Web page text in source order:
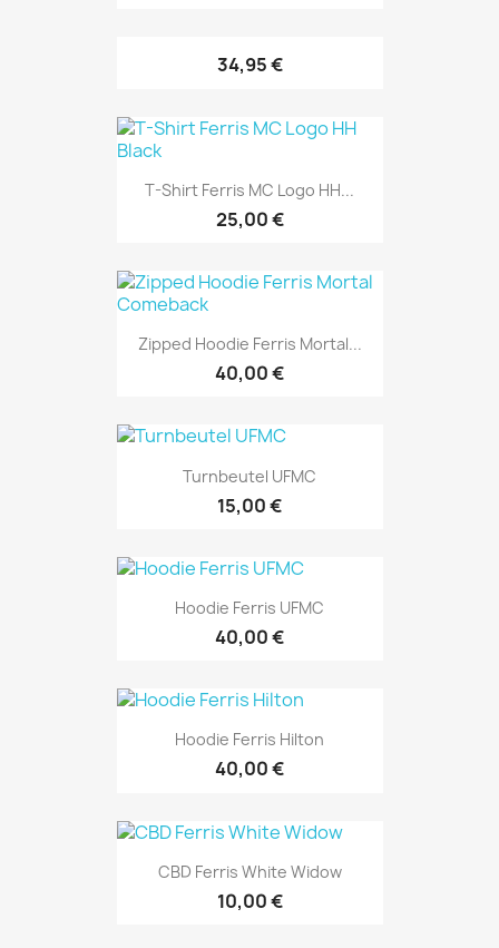
34,95 €
T-Shirt Ferris MC Logo HH...
25,00 €
Zipped Hoodie Ferris Mortal...
40,00 €
Turnbeutel UFMC
15,00 €
Hoodie Ferris UFMC
40,00 €
Hoodie Ferris Hilton
40,00 €
CBD Ferris White Widow
10,00 €